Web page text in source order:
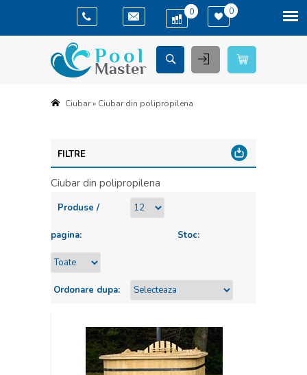
( 0) ( 0)
Ciubar» Ciubar din polipropilena
FILTRE
Ciubar din polipropilena
Produse /
pagina: Stoc:
Ordonare dupa: